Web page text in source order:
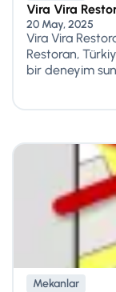
Vira Vira
20 May, 2025
Vira Vira
Restoran,
bir deneyim
Mekanlar